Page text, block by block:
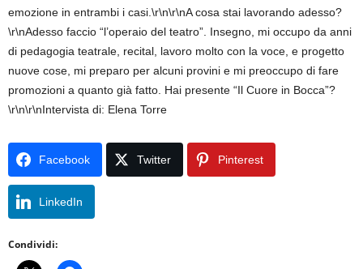
emozione in entrambi i casi.\r\n\r\nA cosa stai lavorando adesso?
\r\nAdesso faccio “l’operaio del teatro”. Insegno, mi occupo da anni
di pedagogia teatrale, recital, lavoro molto con la voce, e progetto
nuove cose, mi preparo per alcuni provini e mi preoccupo di fare
promozioni a quanto già fatto. Hai presente “Il Cuore in Bocca”?
\r\n\r\nIntervista di: Elena Torre
Facebook Twitter Pinterest
LinkedIn
Condividi: